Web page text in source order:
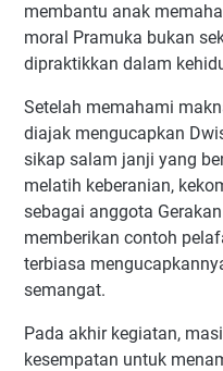
membantu anak
moral Pramuka bukan
dipraktikkan dalam
Setelah memahami
diajak mengucapkan
sikap salam janji yang
melatih keberanian,
sebagai anggota
memberikan contoh
terbiasa
semangat.
Pada akhir kegiatan,
kesempatan untuk